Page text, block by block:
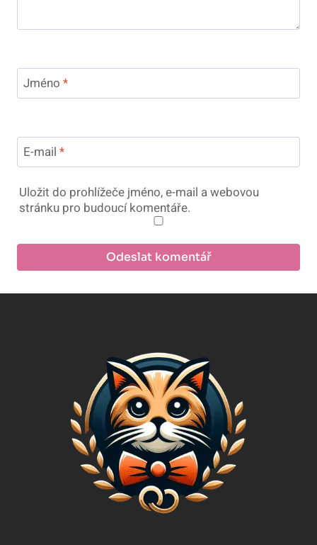
Jméno *
E-mail *
Uložit do prohlížeče jméno, e-mail a webovou
stránku pro budoucí komentáře.